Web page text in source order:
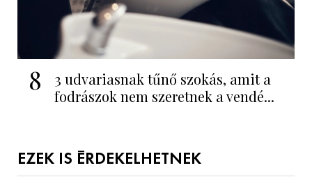
8
3 udvariasnak tűnő szokás, amit a
fodrászok nem szeretnek a vendé...
EZEK IS ÉRDEKELHETNEK